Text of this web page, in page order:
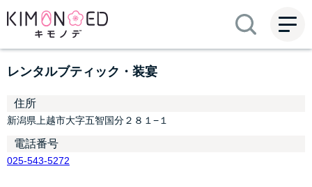
ME
NU
レンタルブティック・装宴
住所
新潟県上越市大字五智国分２８１−１
電話番号
025-543-5272